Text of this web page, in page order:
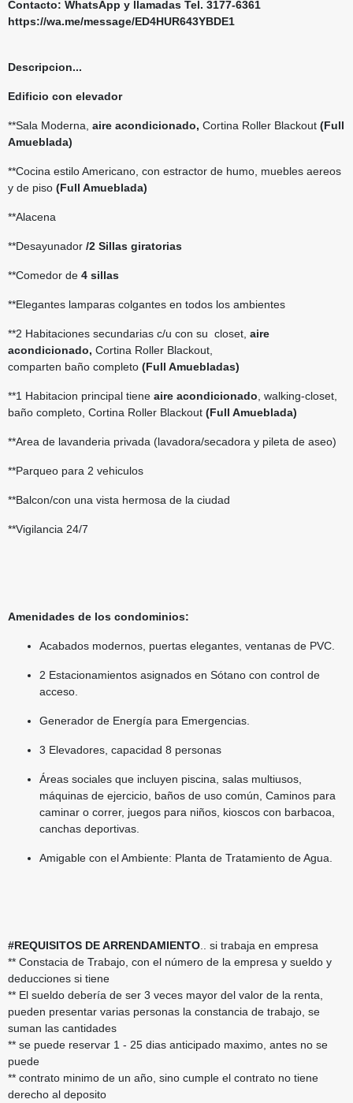
Contacto: WhatsApp y llamadas Tel. 3177-6361
https://wa.me/message/ED4HUR643YBDE1
Descripcion...
Edificio con elevador
**Sala Moderna, aire acondicionado, Cortina Roller Blackout (Full
Amueblada)
**Cocina estilo Americano, con estractor de humo, muebles aereos
y de piso (Full Amueblada)
**Alacena
**Desayunador /2 Sillas giratorias
**Comedor de 4 sillas
**Elegantes lamparas colgantes en todos los ambientes
**2 Habitaciones secundarias c/u con su closet, aire
acondicionado, Cortina Roller Blackout,
comparten baño completo (Full Amuebladas)
**1 Habitacion principal tiene aire acondicionado , walking-closet,
baño completo, Cortina Roller Blackout (Full Amueblada)
**Area de lavanderia privada (lavadora/secadora y pileta de aseo)
**Parqueo para 2 vehiculos
**Balcon/con una vista hermosa de la ciudad
**Vigilancia 24/7
Amenidades de los condominios:
Acabados modernos, puertas elegantes, ventanas de PVC.
2 Estacionamientos asignados en Sótano con control de
acceso.
Generador de Energía para Emergencias.
3 Elevadores, capacidad 8 personas
Áreas sociales que incluyen piscina, salas multiusos,
máquinas de ejercicio, baños de uso común, Caminos para
caminar o correr, juegos para niños, kioscos con barbacoa,
canchas deportivas.
Amigable con el Ambiente: Planta de Tratamiento de Agua.
#REQUISITOS DE ARRENDAMIENTO .. si trabaja en empresa
** Constacia de Trabajo, con el número de la empresa y sueldo y
deducciones si tiene
** El sueldo debería de ser 3 veces mayor del valor de la renta,
pueden presentar varias personas la constancia de trabajo, se
suman las cantidades
** se puede reservar 1 - 25 dias anticipado maximo, antes no se
puede
** contrato minimo de un año, sino cumple el contrato no tiene
derecho al deposito